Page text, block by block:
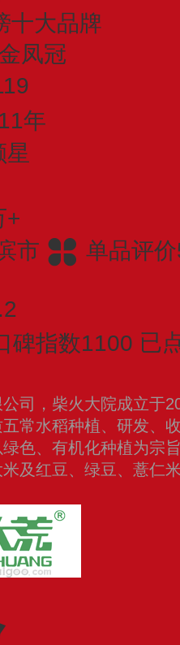
十大品牌
凤冠
年
星
+
市
单品评
碑指数1100 已
司，柴火大院成立于
常水稻种植、研发、
色、有机化种植为宗
及红豆、绿豆、薏仁